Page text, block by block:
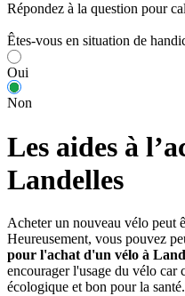
Répondez à la question pour
Êtes-vous en situation de
Oui
Non
Les aides à
Landelles
Acheter un nouveau vélo peut
Heureusement, vous pouvez
pour l'achat d'un vélo à
encourager l'usage du vélo car
écologique et bon pour la santé.